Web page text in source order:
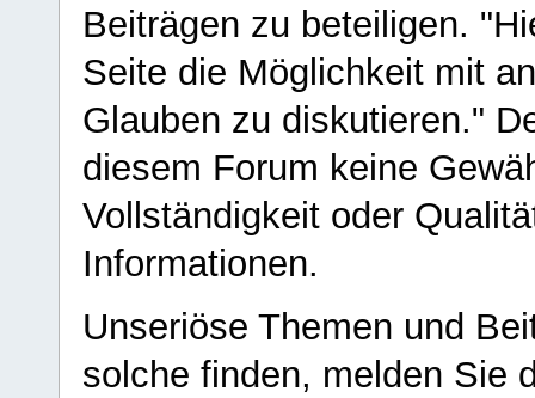
Beiträgen zu beteiligen.
Seite die Möglichkeit mit
Glauben zu diskutieren."
diesem Forum keine
Vollständigkeit oder
Informationen.
Unseriöse Themen und
solche finden, melden Sie